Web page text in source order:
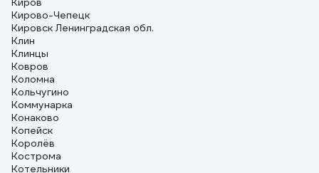
Кирово-Чепецк
Кировск Ленинградская обл.
Клин
Клинцы
Ковров
Коломна
Кольчугино
Коммунарка
Конаково
Копейск
Королёв
Кострома
Котельники